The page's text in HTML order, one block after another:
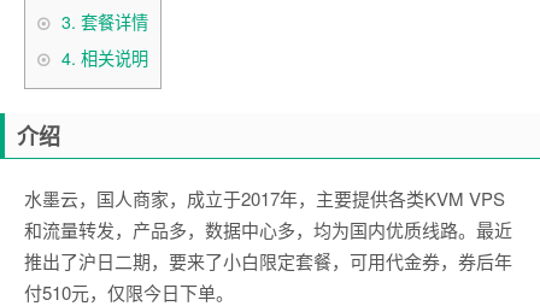
3. 套餐详情
4. 相关说明
介绍
水墨云，国人商家，成立于2017年，主要提供各类KVM VPS
和流量转发，产品多，数据中心多，均为国内优质线路。最近
推出了沪日二期，要来了小白限定套餐，可用代金券，券后年
付510元，仅限今日下单。